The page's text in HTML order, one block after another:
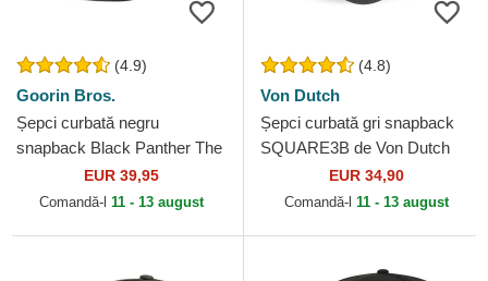
(4.9)
Goorin Bros.
Șepci curbată negru
snapback Black Panther The
Farm Goorin Bros.
EUR 39,95
Comandă-l 11 - 13 august
(4.8)
Von Dutch
Șepci curbată gri snapback
SQUARE3B de Von Dutch
EUR 34,90
Comandă-l 11 - 13 august